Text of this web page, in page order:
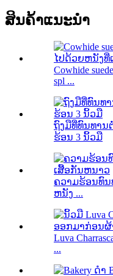
ສິນຄ້າແນະນໍາ
Cowhide
spl ...
ຖົງມືທີ່ທົນທານ
ຮ້ອນ 3 ນິ້ວມື
ຄວາມຮ້ອນທົນ
ຫນັງ ...
Luva
...